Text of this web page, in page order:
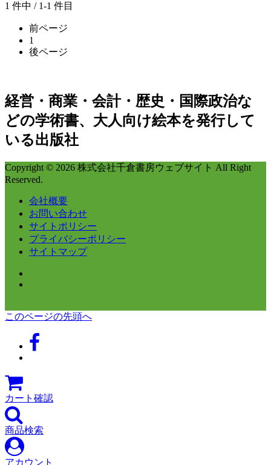
1 件中 / 1-1 件目
前ページ
1
後ページ
経営・商業・会計・歴史・国際政治な
どの学術書、大人向け絵本を発行して
いる出版社
Copyright © 2026 株式会社千倉書房ウェブサイト All Right
Reserved.
会社概要
お問い合わせ
サイトポリシー
プライバシーポリシー
サイトマップ
このページの先頭へ
カート確認
商品検索
アカウント